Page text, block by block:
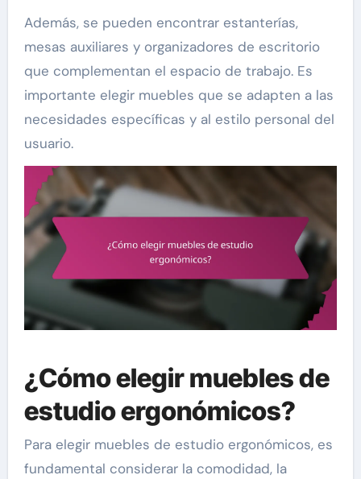
Además, se pueden encontrar estanterías,
mesas auxiliares y organizadores de escritorio
que complementan el espacio de trabajo. Es
importante elegir muebles que se adapten a las
necesidades específicas y al estilo personal del
usuario.
¿Cómo elegir muebles de
estudio ergonómicos?
Para elegir muebles de estudio ergonómicos, es
fundamental considerar la comodidad, la